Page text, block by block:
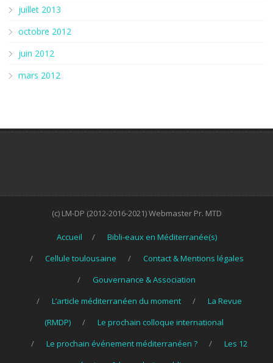
juillet 2013
octobre 2012
juin 2012
mars 2012
(c) LM-DP (2012-2016-2021) Webmaster Pr. MTD
Accueil
Bibli-eaux en Méditerranée(s)
Cellule toulousaine
Contact & Mentions légales
Gouvernance & Association
L’article méditerranéen du moment
La Revue
(RMDP)
Le prochain colloque international
Le prochain événement méditerranéen ?
Les 12